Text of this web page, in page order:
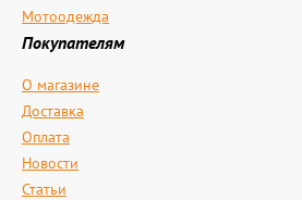
Мотоодежда
Покупателям
О магазине
Доставка
Оплата
Новости
Статьи